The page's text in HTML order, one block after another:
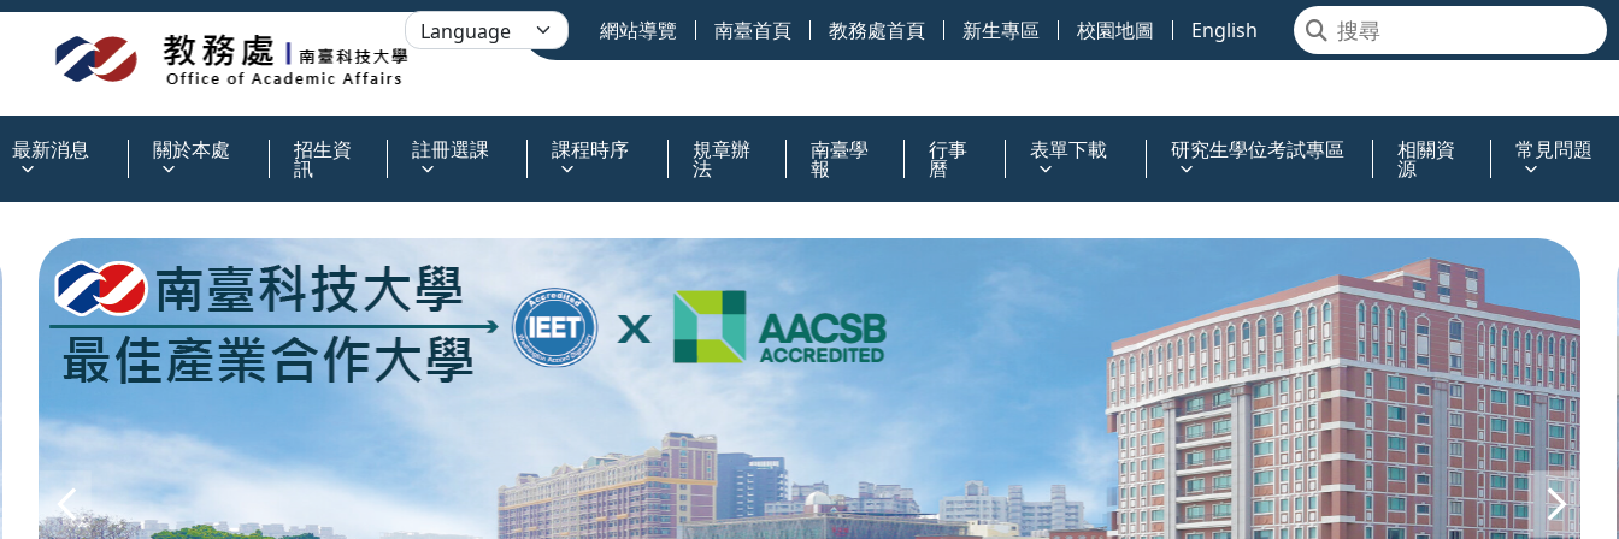
網站導覽 南臺首頁 教務處首頁 新生專區 校園地圖 English
最新消息 關於本處 招生資
訊
註冊選課 課程時序 規章辦
法
南臺學
報
行事
曆
表單下載 研究生學位考試專區 相關資
源
常見問題